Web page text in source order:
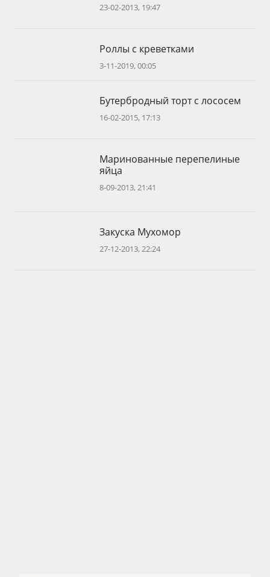
23-02-2013, 19:47
Роллы с креветками
3-11-2019, 00:05
Бутербродный торт с лососем
16-02-2015, 17:13
Маринованные перепелиные
яйца
8-09-2013, 21:41
Закуска Мухомор
27-12-2013, 22:24